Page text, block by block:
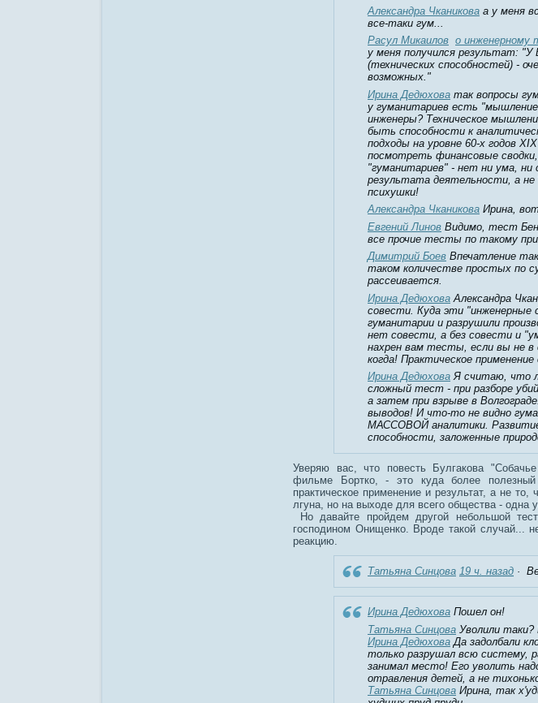
Александра Чканикова а у меня
все-таки гум...
Расул Микаилов о инженерному
у меня получился результат: "У
(технических способностей) -
возможных."
Ирина Дедюхова так вопросы
у гуманитариев есть
инженеры? Техническое
быть способности к
подходы на уровне 60-х годов
посмотреть финансовые
"гуманитариев" - нет ни ума, ни
результата деятельности, а
психушки!
Александра Чканикова Ирина,
Евгений Линов Видимо, тест
все прочие тесты по такому
Димитрий Боев Впечатление
таком количестве простых по
рассеивается.
Ирина Дедюхова Александра
совести. Куда эти "инженерные
гуманитарии и разрушили
нет совести, а без совести и
нахрен вам тесты, если вы не в
когда! Практическое
Ирина Дедюхова Я считаю, что
сложный тест - при разборе
а затем при взрыве в
выводов! И что-то не видно
МАССОВОЙ аналитики.
способности, заложенные
Уверяю вас, что повесть Булгакова
фильме Бортко, - это куда более
практическое применение и результат, а не
лгуна, но на выходе для всего общества - одна
Но давайте пройдем другой небольшой
господином Онищенко. Вроде такой случай...
реакцию.
Татьяна Синцова 19 ч. назад ·
Ирина Дедюхова Пошел он!
Татьяна Синцова Уволили таки?
Ирина Дедюхова Да задолбали
только разрушал всю систему,
занимал место! Его уволить
отравления детей, а не
Татьяна Синцова Ирина, так